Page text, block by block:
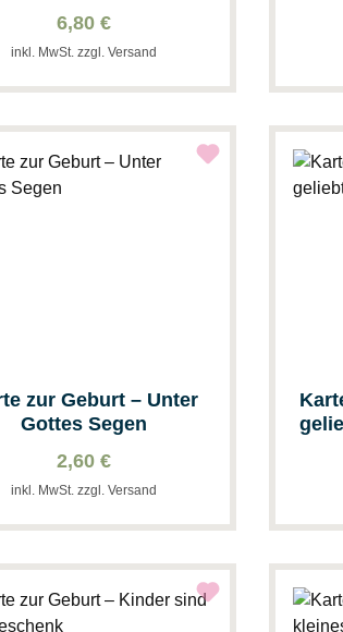
6,80 €
inkl. MwSt. zzgl. Versand
zur Geburt – Unter
Gottes Segen
2,60 €
inkl. MwSt. zzgl. Versand